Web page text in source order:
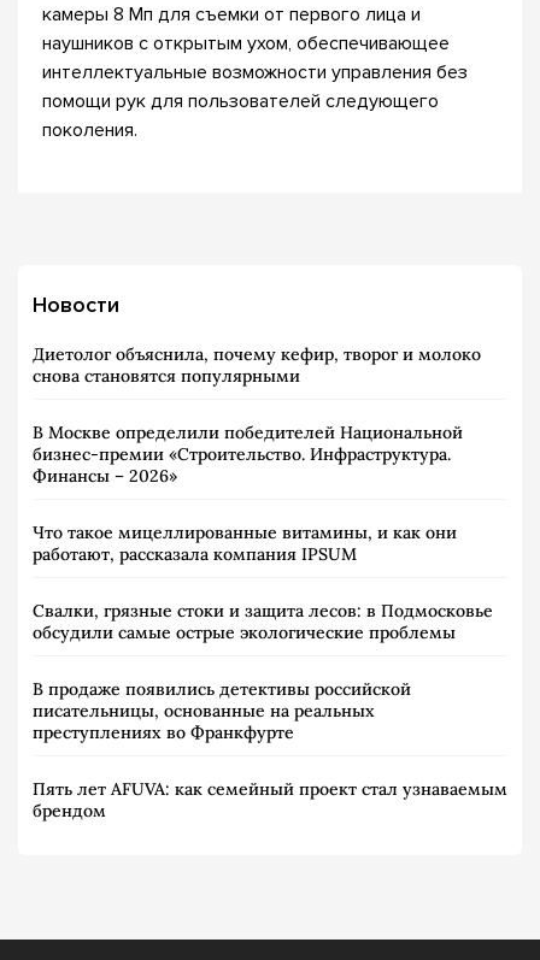
камеры 8 Мп для съемки от первого лица и
наушников с открытым ухом, обеспечивающее
интеллектуальные возможности управления без
помощи рук для пользователей следующего
поколения.
Новости
Диетолог объяснила, почему кефир, творог и молоко
снова становятся популярными
В Москве определили победителей Национальной
бизнес-премии «Строительство. Инфраструктура.
Финансы – 2026»
Что такое мицеллированные витамины, и как они
работают, рассказала компания IPSUM
Свалки, грязные стоки и защита лесов: в Подмосковье
обсудили самые острые экологические проблемы
В продаже появились детективы российской
писательницы, основанные на реальных
преступлениях во Франкфурте
Пять лет AFUVA: как семейный проект стал узнаваемым
брендом